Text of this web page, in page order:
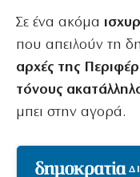
Σε ένα ακόμα
που απειλούν τη
αρχές της
τόνους
μπει στην αγορά.